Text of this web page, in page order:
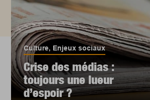
Culture, Enjeux sociaux
Crise des médias :
toujours une lueur
d’espoir ?